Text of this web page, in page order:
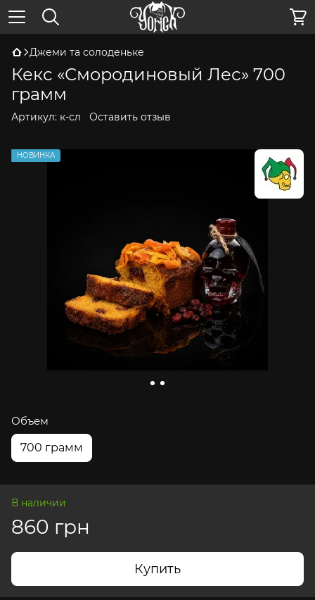
Джеми та солоденьке
Кекс «Смородиновый Лес» 700
грамм
Артикул: к-сл Оставить отзыв
НОВИНКА
Объем
700 грамм
В наличии
860 грн
Купить